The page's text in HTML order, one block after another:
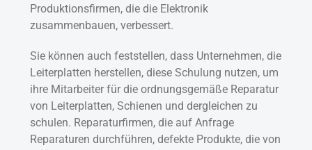
Produktionsfirmen, die die Elektronik
zusammenbauen, verbessert.
Sie können auch feststellen, dass Unternehmen, die
Leiterplatten herstellen, diese Schulung nutzen, um
ihre Mitarbeiter für die ordnungsgemäße Reparatur
von Leiterplatten, Schienen und dergleichen zu
schulen. Reparaturfirmen, die auf Anfrage
Reparaturen durchführen, defekte Produkte, die von